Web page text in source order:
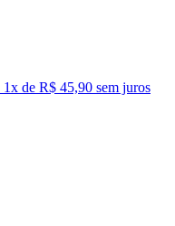
1x de R$ 45,90 sem juros